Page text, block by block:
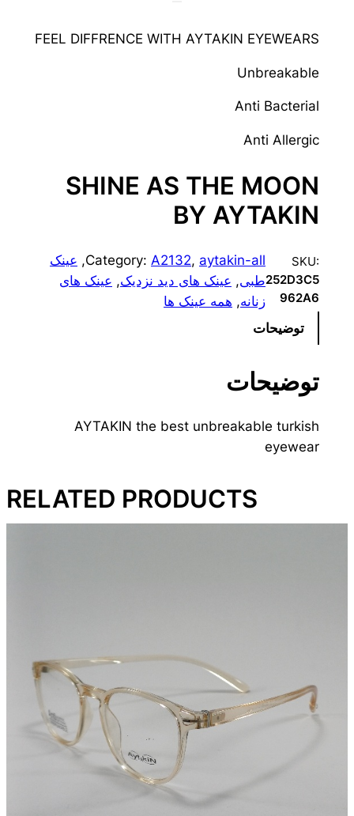
FEEL DIFFRENCE WITH AYTAKIN EYEWEARS
Unbreakable
Anti Bacterial
Anti Allergic
SHINE AS THE MOON
BY AYTAKIN
SKU:
252D3C5
962A6
Category: A2132, aytakin-all
, عینک
طبی, عینک های دید نزدیک, عینک های
زنانه, همه عینک ها
توضیحات
توضیحات
AYTAKIN the best unbreakable turkish
eyewear
RELATED PRODUCTS